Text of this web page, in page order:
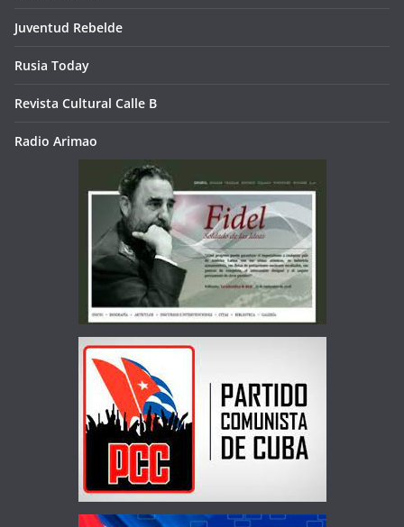
Juventud Rebelde
Rusia Today
Revista Cultural Calle B
Radio Arimao